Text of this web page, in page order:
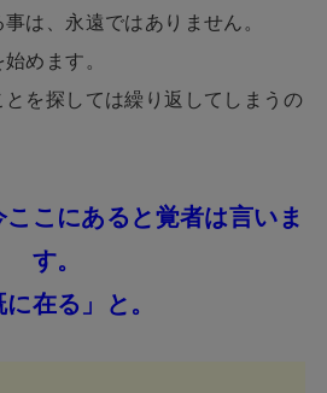
は、永遠ではありません。
めます。
を探しては繰り返してしまうの
こにあると覚者は言いま
す。
に在る」と。